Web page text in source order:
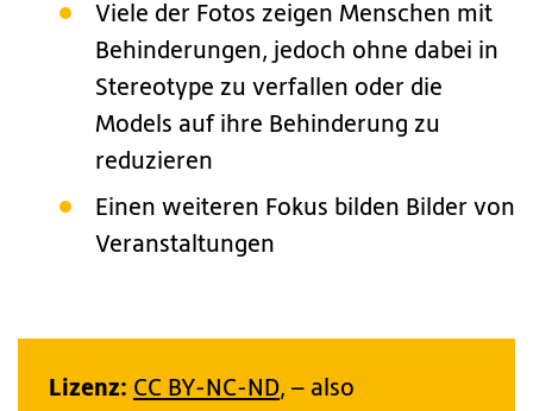
Viele der Fotos zeigen Menschen mit
Behinderungen, jedoch ohne dabei in
Stereotype zu verfallen oder die
Models auf ihre Behinderung zu
reduzieren
Einen weiteren Fokus bilden Bilder von
Veranstaltungen
Lizenz: CC BY-NC-ND, – also